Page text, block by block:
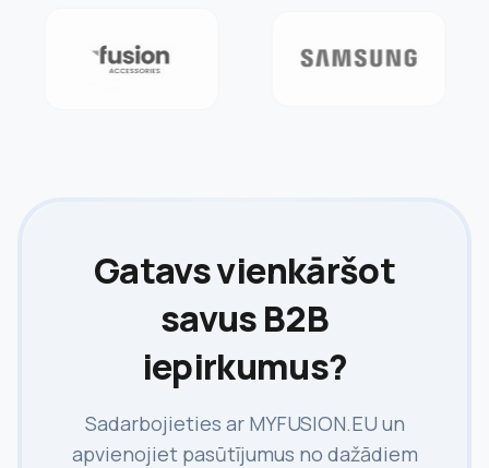
Gatavs vienkāršot
savus B2B
iepirkumus?
Sadarbojieties ar MYFUSION.EU un
apvienojiet pasūtījumus no dažādiem